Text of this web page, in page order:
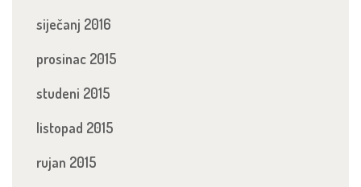
siječanj 2016
prosinac 2015
studeni 2015
listopad 2015
rujan 2015